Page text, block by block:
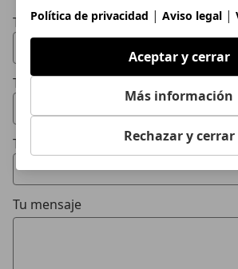
Tu nombre
Tu email
Tu teléfono (opcional)
Tu mensaje
Política de privacidad | Aviso legal |
Aceptar y cerrar
Más información
Rechazar y cerrar